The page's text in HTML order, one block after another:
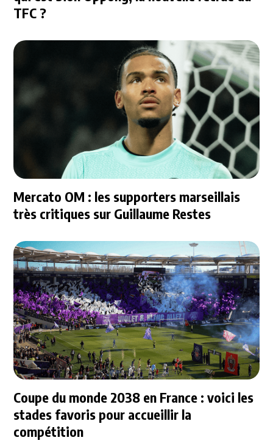
TFC ?
Mercato OM : les supporters marseillais
très critiques sur Guillaume Restes
Coupe du monde 2038 en France : voici les
stades favoris pour accueillir la
compétition